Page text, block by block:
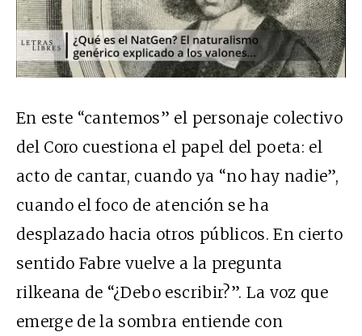
En este “cantemos” el personaje colectivo
del Coro cuestiona el papel del poeta: el
acto de cantar, cuando ya “no hay nadie”,
cuando el foco de atención se ha
desplazado hacia otros públicos. En cierto
sentido Fabre vuelve a la pregunta
rilkeana de “¿Debo escribir?”. La voz que
emerge de la sombra entiende con